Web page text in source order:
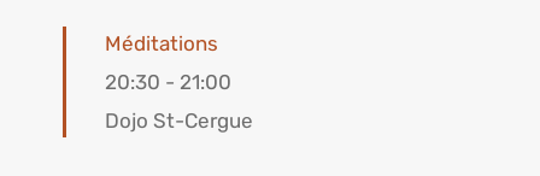
Méditations
20:30 - 21:00
Dojo St-Cergue